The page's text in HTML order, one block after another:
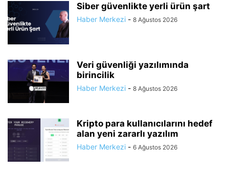
Siber güvenlikte yerli ürün şart
Haber Merkezi - 8 Ağustos 2026
Veri güvenliği yazılımında
birincilik
Haber Merkezi - 8 Ağustos 2026
Kripto para kullanıcılarını hedef
alan yeni zararlı yazılım
Haber Merkezi - 6 Ağustos 2026